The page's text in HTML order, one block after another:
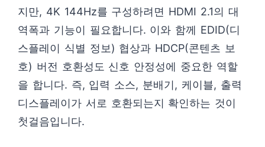
지만, 4K 144Hz를 구성하려면 HDMI 2.1의 대
역폭과 기능이 필요합니다. 이와 함께 EDID(디
스플레이 식별 정보) 협상과 HDCP(콘텐츠 보
호) 버전 호환성도 신호 안정성에 중요한 역할
을 합니다. 즉, 입력 소스, 분배기, 케이블, 출력
디스플레이가 서로 호환되는지 확인하는 것이
첫걸음입니다.